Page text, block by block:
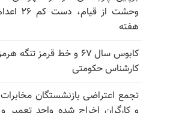
وحشت از
هفته
کابوس سال ۶۷ و خط قرمز
کارشناس حکومتی
تجمع اعتراضی بازنشستگان